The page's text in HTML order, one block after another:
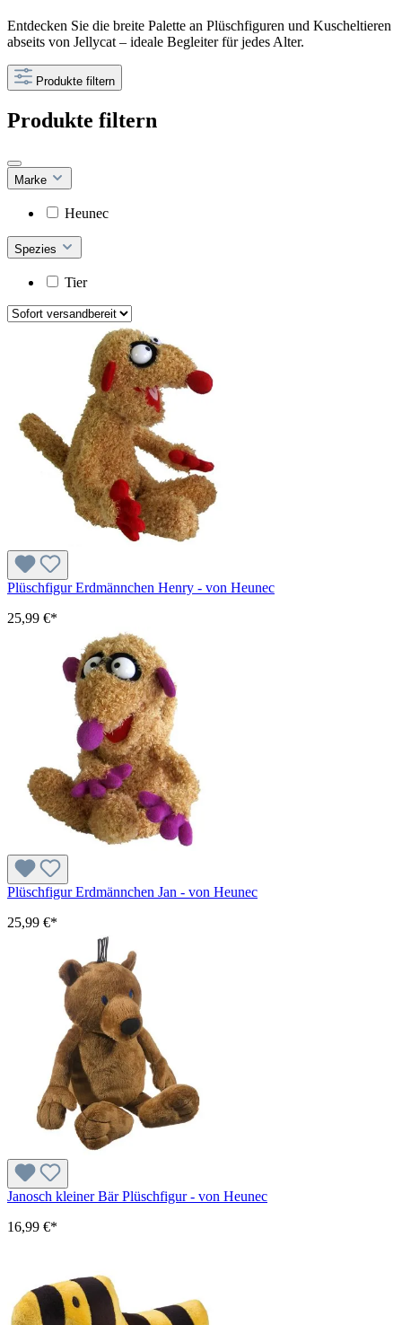
Entdecken Sie die breite Palette an Plüschfiguren und Kuscheltieren
abseits von Jellycat – ideale Begleiter für jedes Alter.
Produkte filtern
Produkte filtern
Marke
Heunec
Spezies
Tier
Plüschfigur Erdmännchen Henry - von Heunec
25,99 €*
Plüschfigur Erdmännchen Jan - von Heunec
25,99 €*
Janosch kleiner Bär Plüschfigur - von Heunec
16,99 €*